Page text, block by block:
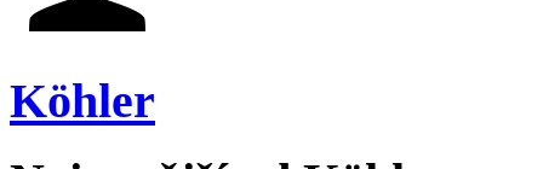
Köhler